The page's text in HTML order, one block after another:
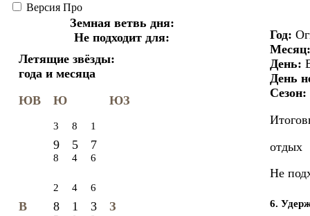
Версия Про
Земная ветвь дня:
Не подходит для:
Летящие звёзды:
года и месяца
ЮВ
Ю ЮЗ
В
3
9
8
8
5
4
1
7
6
З
2
8
4
1
6
3
Год:
Месяц:
День:
День
Сезон:
отдых
Не
6.